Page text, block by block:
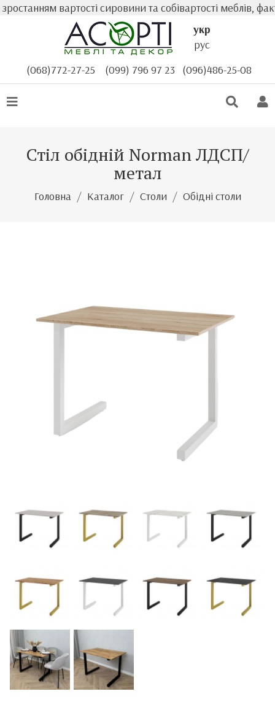
вартості сировини та собівартості меблів,
укр
рус
(068)772-27-25
(099) 796 97 23 (096)486-25-08
Стіл обідній Norman ЛДСП/
метал
Головна Каталог Столи Обідні столи